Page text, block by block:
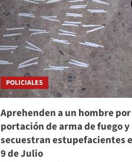
POLICIALES
Aprehenden a un hombre por
portación de arma de fuego y
secuestran estupefacientes
9 de Julio